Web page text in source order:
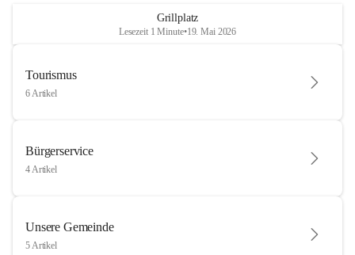
Grillplatz
Lesezeit 1 Minute•19. Mai 2026
Tourismus
6 Artikel
Bürgerservice
4 Artikel
Unsere Gemeinde
5 Artikel